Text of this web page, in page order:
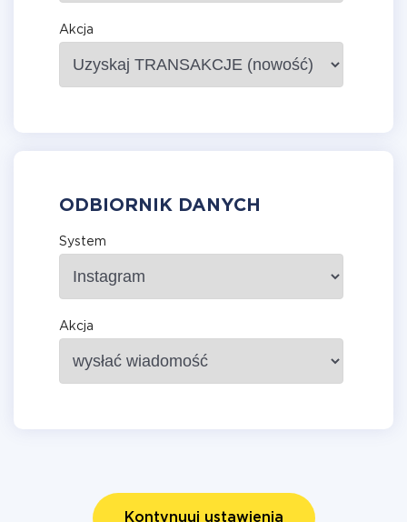
Akcja
ODBIORNIK DANYCH
System
Akcja
Kontynuuj ustawienia